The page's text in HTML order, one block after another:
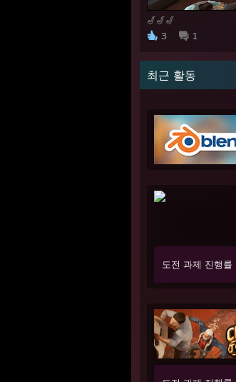
🎷🎷🎷
3
1
최근 활동
도전 과제 진행률